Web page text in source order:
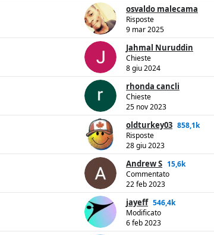
osvaldo malecama
Risposte
9 mar 2025
Jahmal Nuruddin
Chieste
8 giu 2024
rhonda cancli
Chieste
25 nov 2023
oldturkey03 858,1k
Risposte
28 giu 2023
Andrew S 15,6k
Commentato
22 feb 2023
jayeff 546,4k
Modificato
6 feb 2023